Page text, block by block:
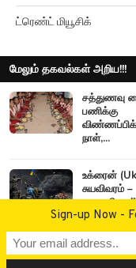
ட்ரெண்ட் மியூசிக்
மேலும் தகவல்கள் அறிய!!!
சத்துணவு
பணிக்கு
நாள்,...
உக்ரைன்
சுயவிவரம் –
கொலை
பதிவு –
Sign-up Now -